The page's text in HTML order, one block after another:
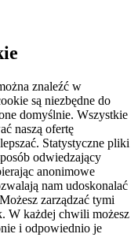
znaleźć w
są niezbędne do
domyślnie. Wszystkie
naszą ofertę
Statystyczne pliki
odwiedzający
anonimowe
nam udoskonalać
zarządzać tymi
W każdej chwili możesz
i odpowiednio je